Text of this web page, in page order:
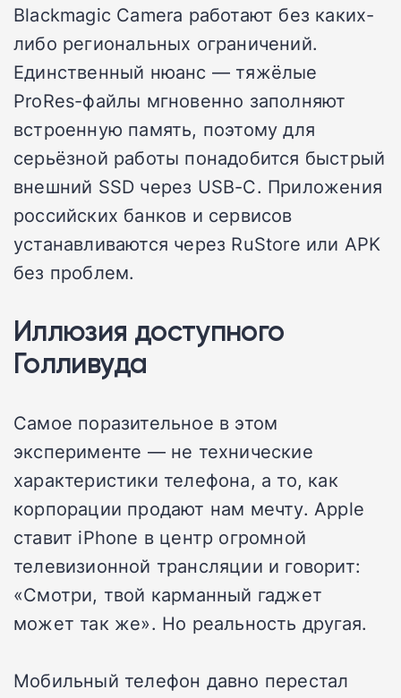
Blackmagic Camera работают без каких-
либо региональных ограничений.
Единственный нюанс — тяжёлые
ProRes-файлы мгновенно заполняют
встроенную память, поэтому для
серьёзной работы понадобится быстрый
внешний SSD через USB-C. Приложения
российских банков и сервисов
устанавливаются через RuStore или APK
без проблем.
Иллюзия доступного
Голливуда
Самое поразительное в этом
эксперименте — не технические
характеристики телефона, а то, как
корпорации продают нам мечту. Apple
ставит iPhone в центр огромной
телевизионной трансляции и говорит:
«Смотри, твой карманный гаджет
может так же». Но реальность другая.
Мобильный телефон давно перестал